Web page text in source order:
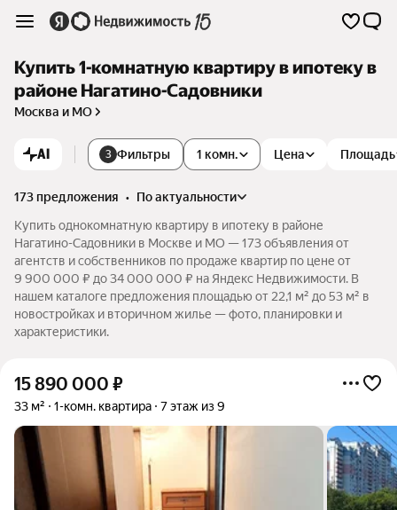
Купить 1-комнатную квартиру в ипотеку в
районе Нагатино-Садовники
Москва и МО
AI 3 Фильтры 1 комн. Цена Площадь
173 предложения •
по актуальности
Купить однокомнатную квартиру в ипотеку в районе
Нагатино-Садовники в Москве и МО — 173 объявления от
агентств и собственников по продаже квартир по цене от
9 900 000 ₽ до 34 000 000 ₽ на Яндекс Недвижимости. В
нашем каталоге предложения площадью от 22,1 м² до 53 м² в
новостройках и вторичном жилье — фото, планировки и
характеристики.
15 890 000 ₽
33 м² 1-комн. квартира 7 этаж из 9